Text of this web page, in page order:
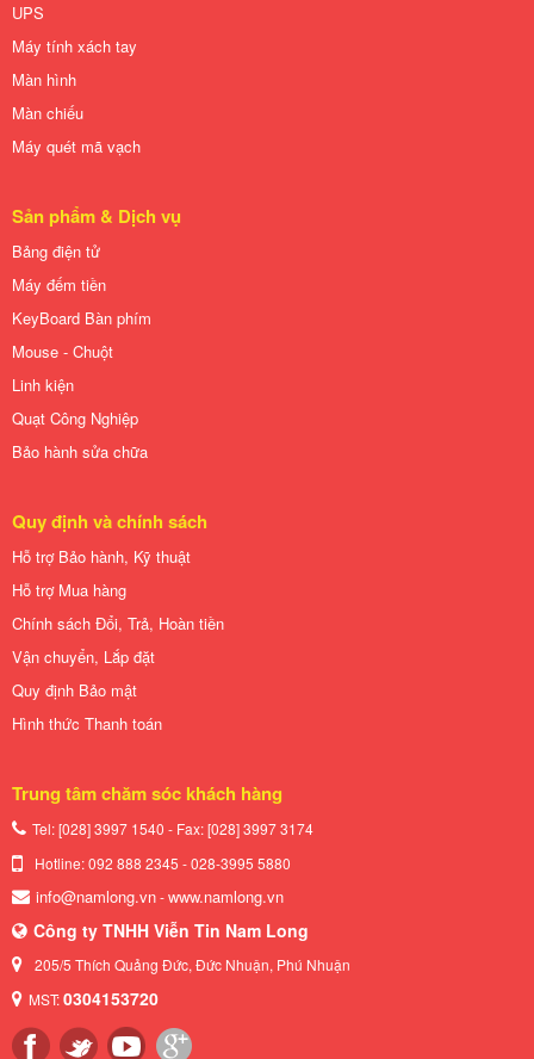
UPS
Máy tính xách tay
Màn hình
Màn chiếu
Máy quét mã vạch
Sản phẩm & Dịch vụ
Bảng điện tử
Máy đếm tiền
KeyBoard Bàn phím
Mouse - Chuột
Linh kiện
Quạt Công Nghiệp
Bảo hành sửa chữa
Quy định và chính sách
Hỗ trợ Bảo hành, Kỹ thuật
Hỗ trợ Mua hàng
Chính sách Đổi, Trả, Hoàn tiền
Vận chuyển, Lắp đặt
Quy định Bảo mật
Hình thức Thanh toán
Trung tâm chăm sóc khách hàng
Tel: [028] 3997 1540 - Fax: [028]3997 3174
Hotline: 092 888 2345 - 028-3995 5880
info@namlong.vn-www.namlong.vn
Công ty TNHH Viễn Tin Nam Long
205/5 Thích Quảng Đức, Đức Nhuận, Phú Nhuận
MST:0304153720